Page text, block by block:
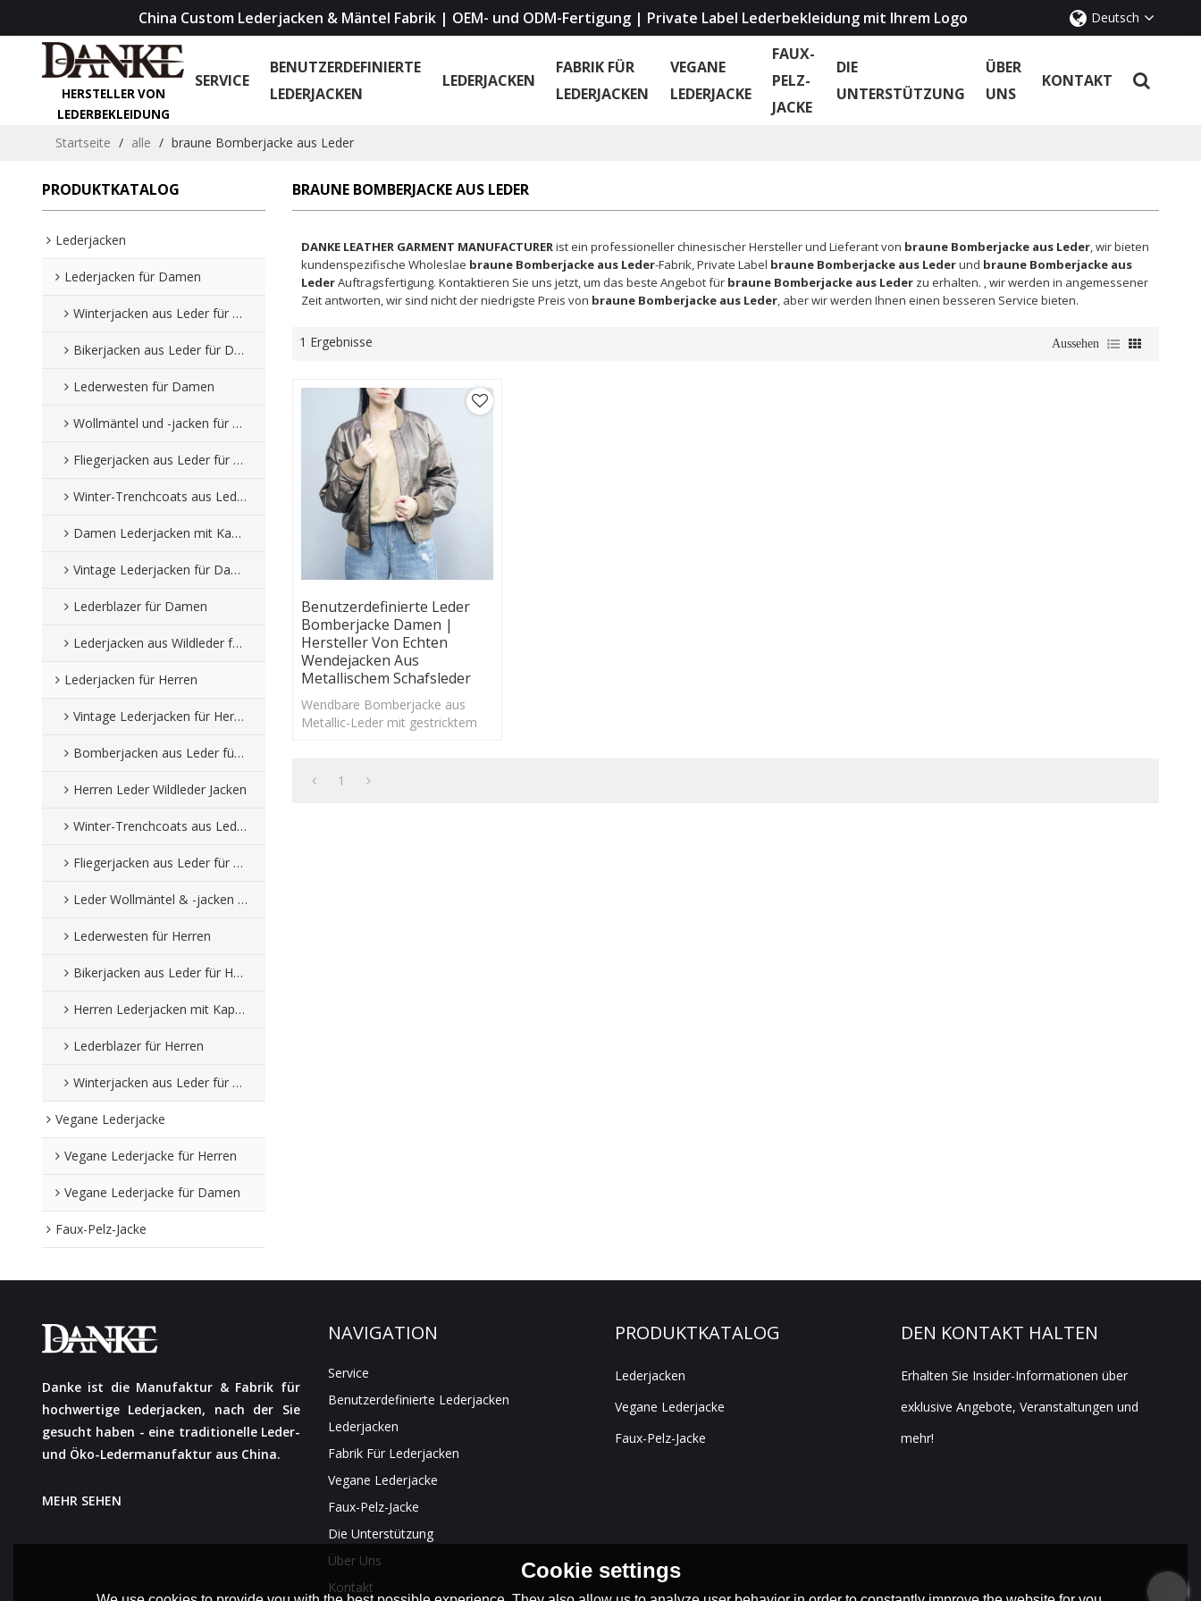
China Custom Lederjacken & Mäntel Fabrik | OEM- und ODM-Fertigung | Private Label Lederbekleidung mit Ihrem Logo Deutsch
HERSTELLER VON
LEDERBEKLEIDUNG
SERVICE
BENUTZERDEFINIERTE
LEDERJACKEN
LEDERJACKEN
FABRIK FÜR
LEDERJACKEN
VEGANE
LEDERJACKE
FAUX-
PELZ-
JACKE
DIE
UNTERSTÜTZUNG
ÜBER
UNS
KONTAKT
Startseite / alle / braune Bomberjacke aus Leder
PRODUKTKATALOG
Lederjacken
Lederjacken für Damen
Winterjacken aus Leder für Damen
Bikerjacken aus Leder für Damen
Lederwesten für Damen
Wollmäntel und -jacken für Damen
Fliegerjacken aus Leder für Damen
Winter-Trenchcoats aus Leder für Damen
Damen Lederjacken mit Kapuze
Vintage Lederjacken für Damen
Lederblazer für Damen
Lederjacken aus Wildleder für Damen
Lederjacken für Herren
Vintage Lederjacken für Herren
Bomberjacken aus Leder für Herren
Herren Leder Wildleder Jacken
Winter-Trenchcoats aus Leder für Herren
Fliegerjacken aus Leder für Herren
Leder Wollmäntel & -jacken für Herren
Lederwesten für Herren
Bikerjacken aus Leder für Herren
Herren Lederjacken mit Kapuze
Lederblazer für Herren
Winterjacken aus Leder für Herren
Vegane Lederjacke
Vegane Lederjacke für Herren
Vegane Lederjacke für Damen
Faux-Pelz-Jacke
BRAUNE BOMBERJACKE AUS LEDER
DANKE LEATHER GARMENT MANUFACTURERist ein professioneller chinesischer Hersteller und Lieferant von braune Bomberjacke aus Leder, wir bieten
kundenspezifische Wholeslae braune Bomberjacke aus Leder-Fabrik, Private Label braune Bomberjacke aus Lederund braune Bomberjacke aus
LederAuftragsfertigung. Kontaktieren Sie uns jetzt, um das beste Angebot für braune Bomberjacke aus Lederzu erhalten. , wir werden in angemessener
Zeit antworten, wir sind nicht der niedrigste Preis von braune Bomberjacke aus Leder, aber wir werden Ihnen einen besseren Service bieten.
1 Ergebnisse Aussehen
Benutzerdefinierte Leder
Bomberjacke Damen |
Hersteller Von Echten
Wendejacken Aus
Metallischem Schafsleder
Wendbare Bomberjacke aus
Metallic-Leder mit gestricktem
mit weichem Innenfutter
1
Danke ist die Manufaktur & Fabrik für
hochwertige Lederjacken, nach der Sie
gesucht haben - eine traditionelle Leder-
und Öko-Ledermanufaktur aus China.
MEHR SEHEN
NAVIGATION
Service
Benutzerdefinierte Lederjacken
Lederjacken
Fabrik Für Lederjacken
Vegane Lederjacke
Faux-Pelz-Jacke
Die Unterstützung
Über Uns
Kontakt
PRODUKTKATALOG
Lederjacken
Vegane Lederjacke
Faux-Pelz-Jacke
DEN KONTAKT HALTEN
Erhalten Sie Insider-Informationen über
exklusive Angebote, Veranstaltungen und
mehr!
Cookie settings